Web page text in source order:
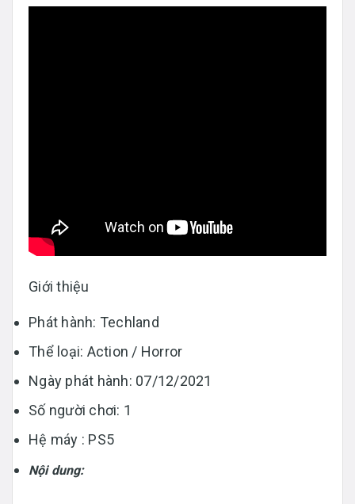
Giới thiệu
Phát hành: Techland
Thể loại: Action / Horror
Ngày phát hành: 07/12/2021
Số người chơi: 1
Hệ máy : PS5
Nội dung: